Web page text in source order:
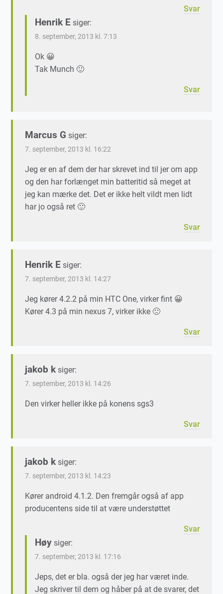
Svar
Henrik E siger:
8. september, 2013 kl. 7:13
Ok 😀
Tak Munch 🙂
Svar
Marcus G siger:
7. september, 2013 kl. 16:22
Jeg er en af dem der har skrevet ind til jer om app
og den har forlænget min batteritid så meget at
jeg kan mærke det. Det er ikke helt vildt men lidt
har jo også ret 🙂
Svar
Henrik E siger:
7. september, 2013 kl. 14:27
Jeg kører 4.2.2 på min HTC One, virker fint 😀
Kører 4.3 på min nexus 7, virker ikke 🙁
Svar
jakob k siger:
7. september, 2013 kl. 14:26
Den virker heller ikke på konens sgs3
Svar
jakob k siger:
7. september, 2013 kl. 14:23
Kører android 4.1.2. Den fremgår også af app
producentens side til at være understøttet
Svar
Høy siger:
7. september, 2013 kl. 17:16
Jeps, det er bla. også der jeg har været inde.
Jeg skriver til dem og håber på at de svarer, det